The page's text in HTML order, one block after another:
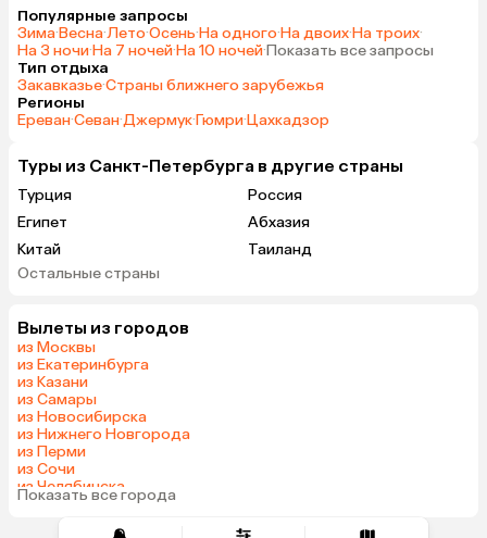
Популярные запросы
Зима·Весна·Лето·Осень·На одного·На двоих·На троих·
На 3 ночи·На 7 ночей·На 10 ночей·Показать все запросы
Тип отдыха
Закавказье·Страны ближнего зарубежья
Регионы
Ереван·Севан·Джермук·Гюмри·Цахкадзор
Туры из Санкт-Петербурга в другие страны
Турция
Россия
Египет
Абхазия
Китай
Таиланд
Вьетнам
Грузия
Шри-Ланка
Азербайджан
Индия
Катар
Киргизия
Гонконг
Остальные страны
Вылеты из городов
из Москвы
из Екатеринбурга
из Казани
из Самары
из Новосибирска
из Нижнего Новгорода
из Перми
из Сочи
из Челябинска
из Омска
Показать все города